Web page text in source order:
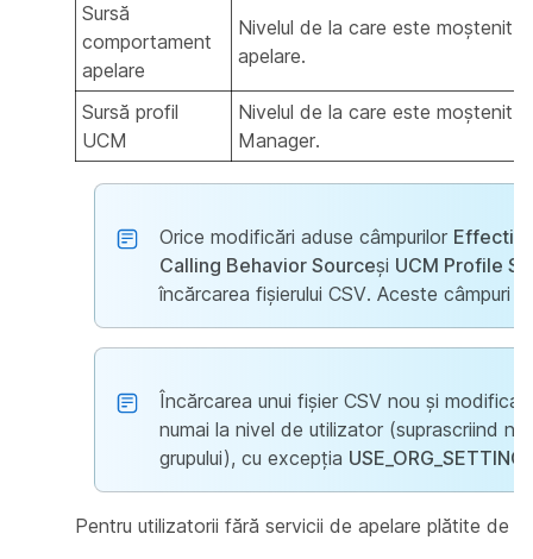
Sursă
comportament
apelare
Nivelul de la care este moștenit
apelare.
Sursă profil
UCM
Nivelul de la care este moștenit
Manager.
Orice modificări aduse câmpurilor
Calling Behavior Sourceși UCM Profile
încărcarea fișierului CSV. Aceste câmpuri
Încărcarea unui fișier CSV nou și
numai la nivel de utilizator (suprascriind
grupului), cu excepția
Pentru utilizatorii fără servicii de apelare plătite de